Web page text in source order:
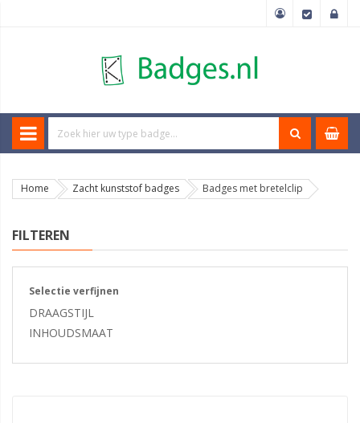
Home Zacht kunststof badges Badges met bretelclip
FILTEREN
Selectie verfijnen
DRAAGSTIJL
INHOUDSMAAT